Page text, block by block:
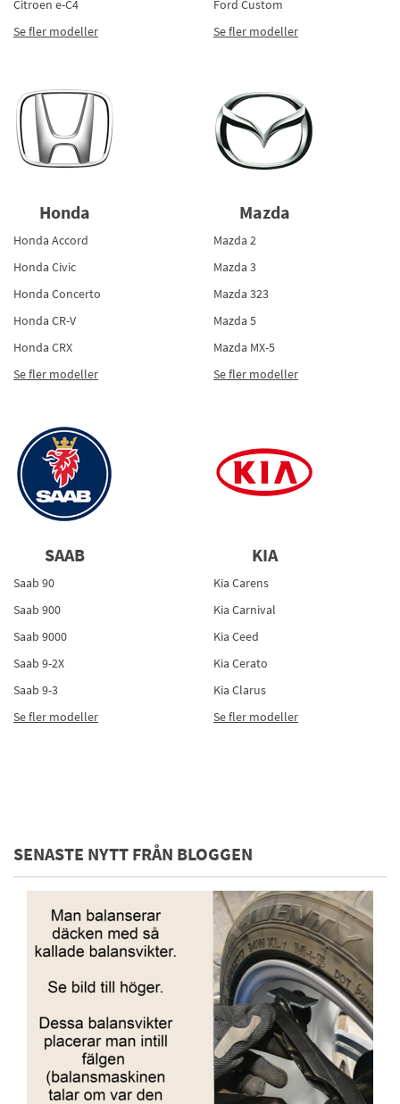
Citroen e-C4
Se fler modeller
Ford Custom
Se fler modeller
Honda
Honda Accord
Honda Civic
Honda Concerto
Honda CR-V
Honda CRX
Se fler modeller
Mazda
Mazda 2
Mazda 3
Mazda 323
Mazda 5
Mazda MX-5
Se fler modeller
SAAB
Saab 90
Saab 900
Saab 9000
Saab 9-2X
Saab 9-3
Se fler modeller
KIA
Kia Carens
Kia Carnival
Kia Ceed
Kia Cerato
Kia Clarus
Se fler modeller
SENASTE NYTT FRÅN BLOGGEN